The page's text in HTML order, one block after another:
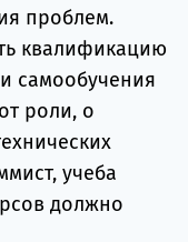
проблем.
квалификацию
самообучения
роли, о
учеба
должно